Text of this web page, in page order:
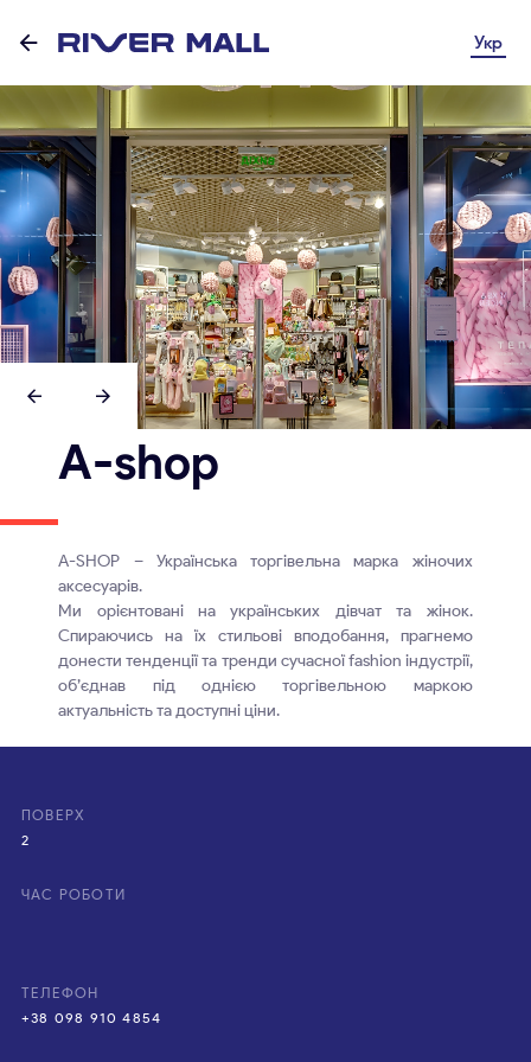
Укр
A-shop
A-SHOP – Українська торгівельна марка жіночих
аксесуарів.
Ми орієнтовані на українських дівчат та жінок.
Спираючись на їх стильові вподобання, прагнемо
донести тенденції та тренди сучасної fashion індустрії,
об’єднав під однією торгівельною маркою
актуальність та доступні ціни.
ПОВЕРХ
2
ЧАС РОБОТИ
ТЕЛЕФОН
+38 098 910 4854